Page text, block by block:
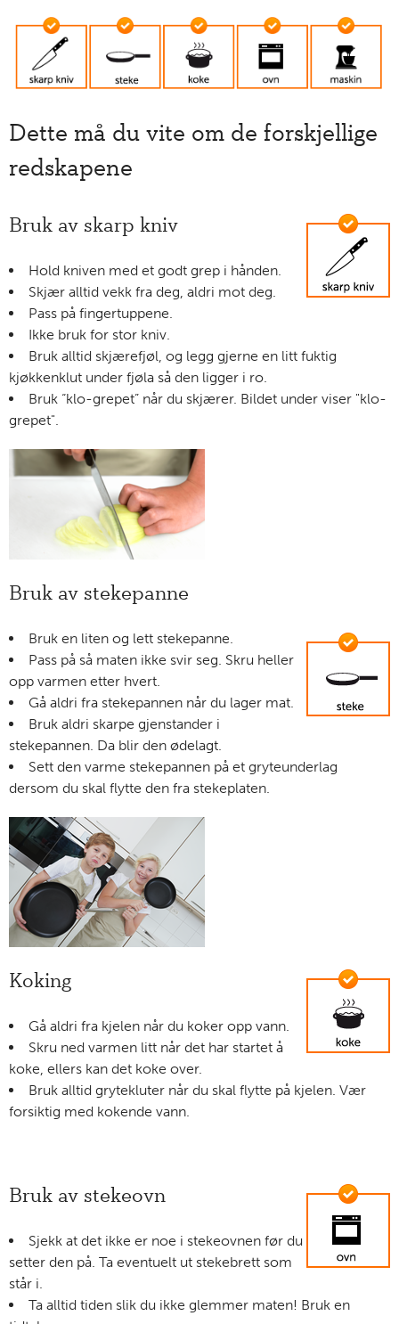
Dette må du vite om de forskjellige
redskapene
Bruk av skarp kniv
Hold kniven med et godt grep i hånden.
Skjær alltid vekk fra deg, aldri mot deg.
Pass på fingertuppene.
Ikke bruk for stor kniv.
Bruk alltid skjærefjøl, og legg gjerne en litt fuktig
kjøkkenklut under fjøla så den ligger i ro.
Bruk “klo-grepet” når du skjærer. Bildet under viser "klo-
grepet".
Bruk av stekepanne
Bruk en liten og lett stekepanne.
Pass på så maten ikke svir seg. Skru heller
opp varmen etter hvert.
Gå aldri fra stekepannen når du lager mat.
Bruk aldri skarpe gjenstander i
stekepannen. Da blir den ødelagt.
Sett den varme stekepannen på et gryteunderlag
dersom du skal flytte den fra stekeplaten.
Koking
Gå aldri fra kjelen når du koker opp vann.
Skru ned varmen litt når det har startet å
koke, ellers kan det koke over.
Bruk alltid grytekluter når du skal flytte på kjelen. Vær
forsiktig med kokende vann.
Bruk av stekeovn
Sjekk at det ikke er noe i stekeovnen før du
setter den på. Ta eventuelt ut stekebrett som
står i.
Ta alltid tiden slik du ikke glemmer maten! Bruk en